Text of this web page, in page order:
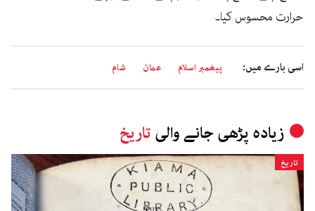
حرارت محسوس کیا۔
اسی بارے میں: پیغمبر اسلام عمان شام
زیادہ پڑھی جانے والی تاریخ
تاریخ